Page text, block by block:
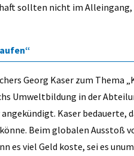
sollten nicht im
Georg Kaser zum Thema
Umweltbildung in der
Kaser bedauerte,
Beim globalen Ausstoß
es viel Geld koste, sei es